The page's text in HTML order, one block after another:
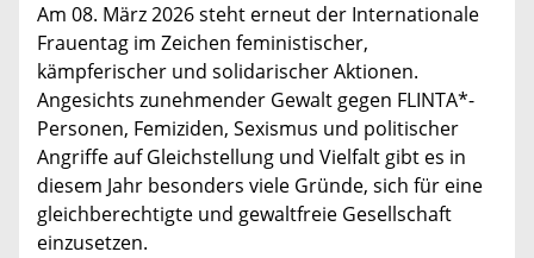
Am 08. März 2026 steht erneut der Internationale
Frauentag im Zeichen feministischer,
kämpferischer und solidarischer Aktionen.
Angesichts zunehmender Gewalt gegen FLINTA*-
Personen, Femiziden, Sexismus und politischer
Angriffe auf Gleichstellung und Vielfalt gibt es in
diesem Jahr besonders viele Gründe, sich für eine
gleichberechtigte und gewaltfreie Gesellschaft
einzusetzen.